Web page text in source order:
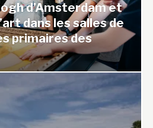
d’Amsterdam et
dans les salles de
primaires des